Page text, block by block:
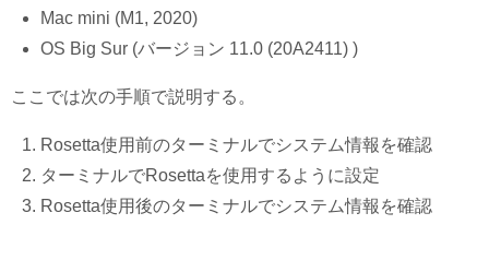
Mac mini (M1, 2020)
OS Big Sur (バージョン 11.0 (20A2411) )
ここでは次の手順で説明する。
Rosetta使用前のターミナルでシステム情報を確認
ターミナルでRosettaを使用するように設定
Rosetta使用後のターミナルでシステム情報を確認